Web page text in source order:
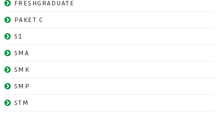
FRESHGRADUATE
PAKET C
S1
SMA
SMK
SMP
STM